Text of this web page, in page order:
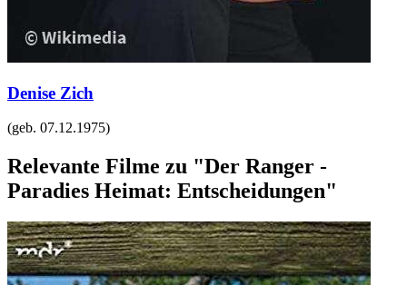
Denise Zich
(geb. 07.12.1975)
Relevante Filme zu "Der Ranger -
Paradies Heimat: Entscheidungen"